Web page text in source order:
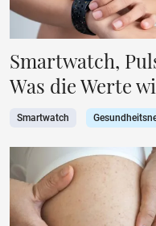
Smartwatch,
Was die Werte
Smartwatch